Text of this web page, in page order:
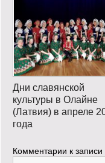
Дни славянской
культуры в Олайне
(Латвия) в апреле
года
Комментарии к записи